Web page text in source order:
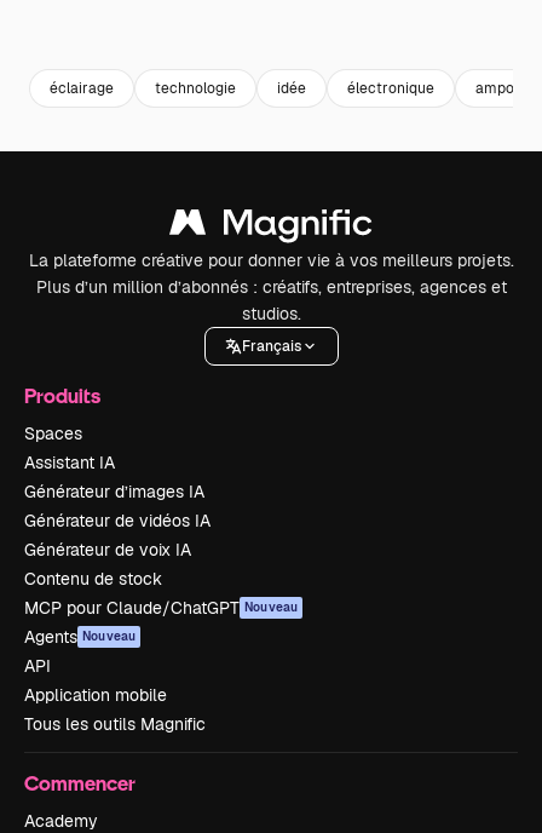
éclairage technologie idée électronique ampoule
La plateforme créative pour donner vie à vos meilleurs projets.
Plus d’un million d’abonnés : créatifs, entreprises, agences et
studios.
Français
Produits
Spaces
Assistant IA
Générateur d’images IA
Générateur de vidéos IA
Générateur de voix IA
Contenu de stock
MCP pour Claude/ChatGPT Nouveau
Agents Nouveau
API
Application mobile
Tous les outils Magnific
Commencer
Academy